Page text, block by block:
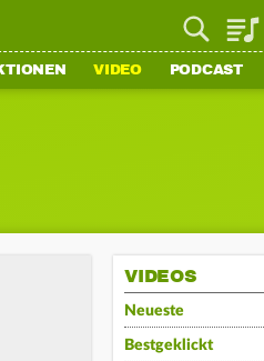
VIDEO PODCAST
VIDEOS
Neueste
Bestgeklickt